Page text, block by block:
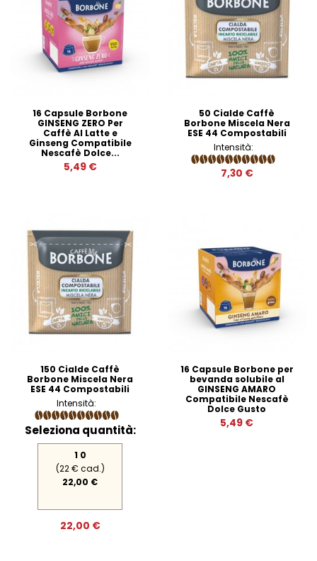
16 Capsule Borbone
GINSENG ZERO Per
Caffè Al Latte e
Ginseng Compatibile
Nescafè Dolce...
5,49 €
50 Cialde Caffè
Borbone Miscela Nera
ESE 44 Compostabili
Intensità:
7,30 €
150 Cialde Caffè
Borbone Miscela Nera
ESE 44 Compostabili
Intensità:
Seleziona quantità:
1 0
(22 € cad.)
22,00 €
22,00 €
16 Capsule Borbone per
bevanda solubile al
GINSENG AMARO
Compatibile Nescafè
Dolce Gusto
5,49 €